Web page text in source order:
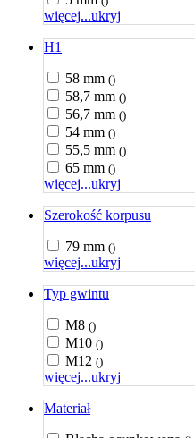
więcej...ukryj
H1
58 mm ()
58,7 mm ()
56,7 mm ()
54 mm ()
55,5 mm ()
65 mm ()
więcej...ukryj
Szerokość korpusu
79 mm ()
więcej...ukryj
Typ gwintu
M8 ()
M10 ()
M12 ()
więcej...ukryj
Materiał